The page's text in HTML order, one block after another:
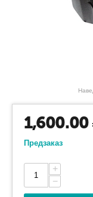
1,600.00
Предзаказ
+
−